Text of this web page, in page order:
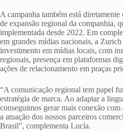
A campanha também está diretamente
de expansão regional da companhia,
implementada desde 2022. Em
em grandes mídias nacionais, a
investimento em mídias locais, com
regionais, presença em plataformas
ações de relacionamento em praças
“A comunicação regional tem papel
estratégia de marca. Ao adaptar a
conseguimos gerar mais conexão
a atuação dos nossos parceiros
Brasil”, complementa Lucía.